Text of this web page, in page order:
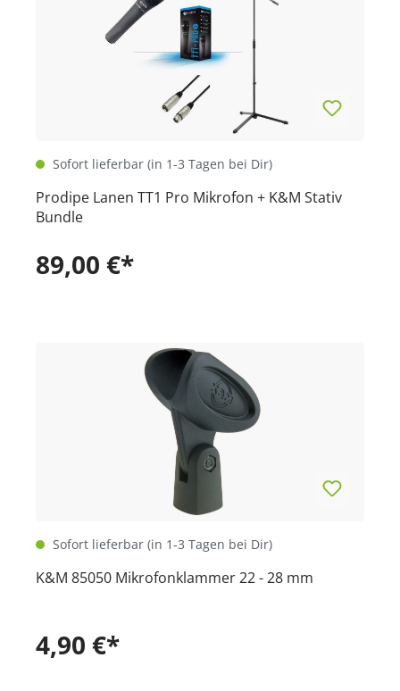
Sofort lieferbar (in 1-3 Tagen bei Dir)
Prodipe Lanen TT1 Pro Mikrofon + K&M Stativ
Bundle
89,00 €*
Sofort lieferbar (in 1-3 Tagen bei Dir)
K&M 85050 Mikrofonklammer 22 - 28 mm
4,90 €*